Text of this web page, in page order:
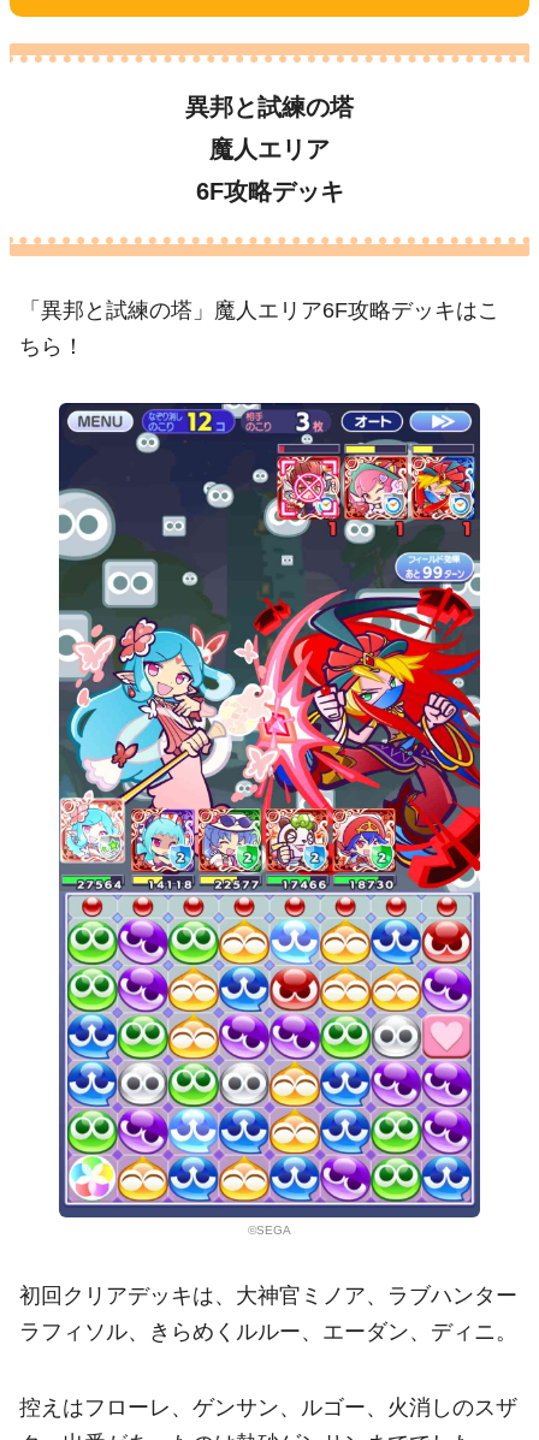
異邦と試練の塔
魔人エリア
6F攻略デッキ
「異邦と試練の塔」魔人エリア6F攻略デッキはこ
ちら！
©SEGA
初回クリアデッキは、大神官ミノア、ラブハンター
ラフィソル、きらめくルルー、エーダン、ディニ。
控えはフローレ、ゲンサン、ルゴー、火消しのスザ